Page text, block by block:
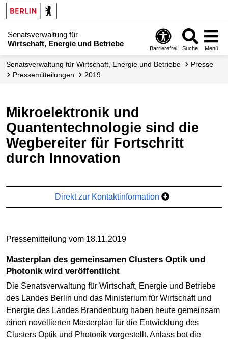
Senatsverwaltung für
Wirtschaft, Energie und Betriebe
Barrierefrei Suche Menü
Senats­verwaltung für Wirtschaft, Energie und Betriebe
Presse
Presse­mitteilungen
2019
Mikroelektronik und
Quantentechnologie sind die
Wegbereiter für Fortschritt
durch Innovation
Direkt zur Kontaktinformation
Pressemitteilung vom 18.11.2019
Masterplan des gemeinsamen Clusters Optik und
Photonik wird veröffentlicht
Die Senatsverwaltung für Wirtschaft, Energie und Betriebe
des Landes Berlin und das Ministerium für Wirtschaft und
Energie des Landes Brandenburg haben heute gemeinsam
einen novellierten Masterplan für die Entwicklung des
Clusters Optik und Photonik vorgestellt. Anlass bot die